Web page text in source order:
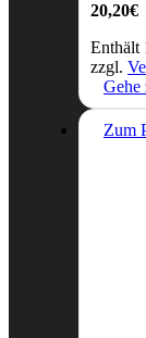
20,20€
Enthält
zzgl.
Gehe
Zum